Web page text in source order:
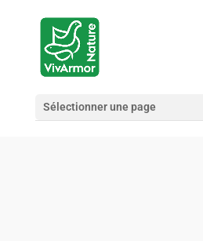
Sélectionner une page